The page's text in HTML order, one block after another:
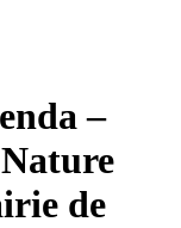
–
de